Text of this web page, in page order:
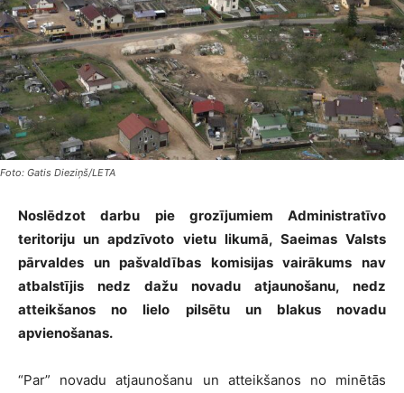
Foto: Gatis Dieziņš/LETA
Noslēdzot darbu pie grozījumiem Administratīvo
teritoriju un apdzīvoto vietu likumā, Saeimas Valsts
pārvaldes un pašvaldības komisijas vairākums nav
atbalstījis nedz dažu novadu atjaunošanu, nedz
atteikšanos no lielo pilsētu un blakus novadu
apvienošanas.
“Par” novadu atjaunošanu un atteikšanos no minētās